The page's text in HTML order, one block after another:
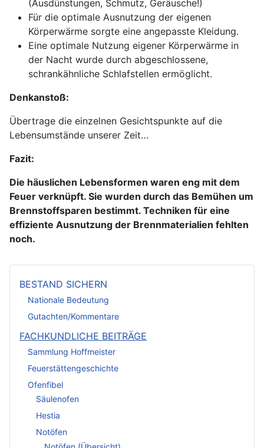
BESTAND SICHERN
Nationale Bedeutung
Gutachten/Kommentare
FACHKUNDLICHE BEITRÄGE
Sammlung Hoffmeister
Feuerstättengeschichte
Ofenfibel
Säulenofen
Hestia
Notöfen
(Ausdünstungen, Schmutz, Geräusche!)
Für die optimale Ausnutzung der eigenen
Körperwärme sorgte eine angepasste Kleidung.
Eine optimale Nutzung eigener Körperwärme in
der Nacht wurde durch abgeschlossene,
schrankähnliche Schlafstellen ermöglicht.
Denkanstoß:
Übertrage die einzelnen Gesichtspunkte auf die
Lebensumstände unserer Zeit…
Fazit:
Die häuslichen Lebensformen waren eng mit dem
Feuer verknüpft. Sie wurden durch das Bemühen um
Brennstoffsparen bestimmt. Techniken für eine
effiziente Ausnutzung der Brennmaterialien fehlten
noch.